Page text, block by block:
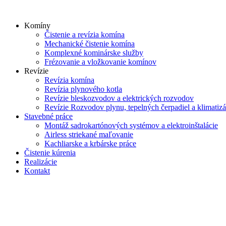
contentKomíny
Čistenie a revízia komína
Mechanické čistenie komína
Komplexné kominárske služby
Frézovanie a vložkovanie komínov
Revízie
Revízia komína
Revízia plynového kotla
Revízie bleskozvodov a elektrických rozvodov
Revízie Rozvodov plynu, tepelných čerpadiel a
Stavebné práce
Montáž sadrokartónových systémov a elektroinštalácie
Airless striekané maľovanie
Kachliarske a krbárske práce
Čistenie kúrenia
Realizácie
Kontakt